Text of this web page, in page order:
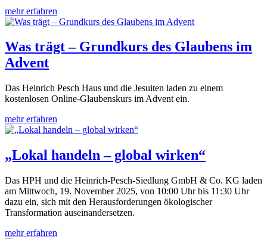
mehr erfahren
Was trägt – Grundkurs des Glaubens im
Advent
Das Heinrich Pesch Haus und die Jesuiten laden zu einem
kostenlosen Online-Glaubenskurs im Advent ein.
mehr erfahren
„Lokal handeln – global wirken“
Das HPH und die Heinrich-Pesch-Siedlung GmbH & Co. KG laden
am Mittwoch, 19. November 2025, von 10:00 Uhr bis 11:30 Uhr
dazu ein, sich mit den Herausforderungen ökologischer
Transformation auseinandersetzen.
mehr erfahren